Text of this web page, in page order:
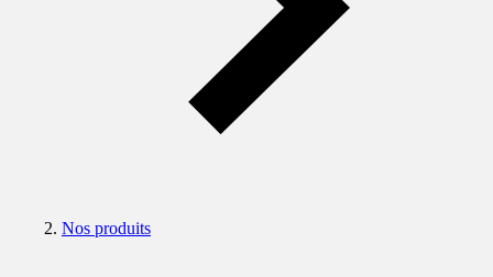
Nos produits